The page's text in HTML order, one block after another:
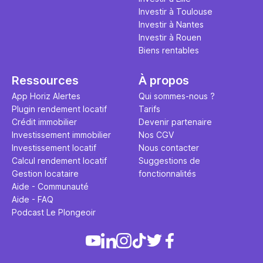
Investir à Toulouse
Investir à Nantes
Investir à Rouen
Biens rentables
Ressources
App Horiz Alertes
Plugin rendement locatif
Crédit immobilier
Investissement immobilier
Investissement locatif
Calcul rendement locatif
Gestion locataire
Aide - Communauté
Aide - FAQ
Podcast Le Plongeoir
À propos
Qui sommes-nous ?
Tarifs
Devenir partenaire
Nos CGV
Nous contacter
Suggestions de
fonctionnalités